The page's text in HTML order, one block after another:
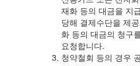
재화 등의 대금을 지
당해 결제수단을 제
화 등의 대금의 청구
요청합니다.
청약철회 등의 경우